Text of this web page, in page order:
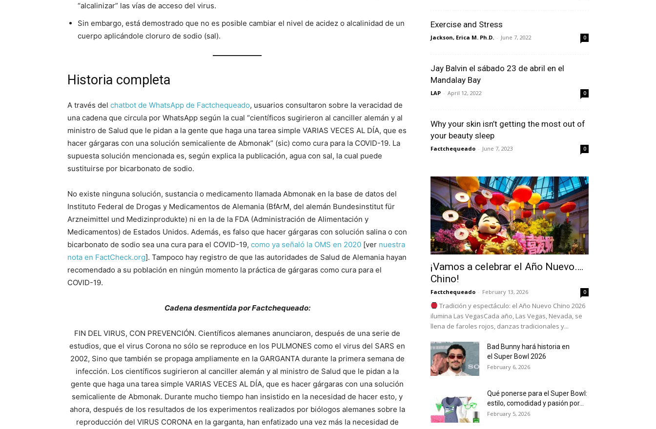
“alcalinizar” las vías de acceso del virus.
Sin embargo, está demostrado que no es posible cambiar el nivel de acidez o alcalinidad de un
cuerpo aplicándole cloruro de sodio (sal).
Historia completa
A través del chatbot de WhatsApp de Factchequeado, usuarios consultaron sobre la veracidad de
una cadena que circula por WhatsApp según la cual “científicos sugirieron al canciller alemán y al
ministro de Salud que le pidan a la gente que haga una tarea simple VARIAS VECES AL DÍA, que es
hacer gárgaras con una solución semicaliente de Abmonak” (sic) como cura para la COVID-19. La
supuesta solución mencionada es, según explica la publicación, agua con sal, la cual puede
sustituirse por bicarbonato de sodio.
No existe ninguna solución, sustancia o medicamento llamada Abmonak en la base de datos del
Instituto Federal de Drogas y Medicamentos de Alemania (BfArM, del alemán Bundesinstitut für
Arzneimittel und Medizinprodukte) ni en la de la FDA (Administración de Alimentación y
Medicamentos) de Estados Unidos. Además, es falso que hacer gárgaras con solución salina o con
bicarbonato de sodio sea una cura para el COVID-19, como ya señaló la OMS en 2020 [ver nuestra
nota en FactCheck.org]. Tampoco hay registro de que las autoridades de Salud de Alemania hayan
recomendado a su población en ningún momento la práctica de gárgaras como cura para el
COVID-19.
Cadena desmentida por Factchequeado:
FIN DEL VIRUS, CON PREVENCIÓN. Científicos alemanes anunciaron, después de una serie de
estudios, que el virus Corona no sólo se reproduce en los PULMONES como el virus del SARS en
2002, Sino que también se propaga ampliamente en la GARGANTA durante la primera semana de
infección. Los científicos sugirieron al canciller alemán y al ministro de Salud que le pidan a la
gente que haga una tarea simple VARIAS VECES AL DÍA, que es hacer gárgaras con una solución
semicaliente de Abmonak. Durante mucho tiempo han insistido en la necesidad de hacer esto, y
ahora, después de los resultados de los experimentos realizados por biólogos alemanes sobre la
reproducción del VIRUS CORONA en la garganta, han enfatizado una vez más la necesidad de
Exercise and Stress
Jackson, Erica M. Ph.D. - June 7, 2022 0
Jay Balvin el sábado 23 de abril en el
Mandalay Bay
LAP - April 12, 2022 0
Why your skin isn’t getting the most out of
your beauty sleep
Factchequeado - June 7, 2023 0
¡Vamos a celebrar el Año Nuevo….
Chino!
Factchequeado - February 13, 2026 0
Tradición y espectáculo: el Año Nuevo Chino 2026
ilumina Las VegasCada año, Las Vegas, Nevada, se
llena de faroles rojos, danzas tradicionales y...
Bad Bunny hará historia en
el Super Bowl 2026
February 6, 2026
Qué ponerse para el Super Bowl:
estilo, comodidad y pasión por...
February 5, 2026